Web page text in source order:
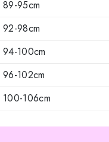
89-95cm
92-98cm
94-100cm
96-102cm
100-106cm